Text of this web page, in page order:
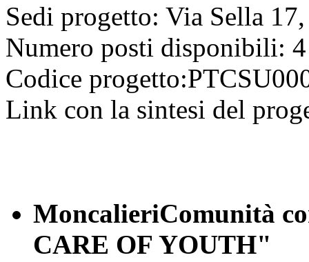
Sedi progetto: Via Sella
Numero posti disponibili: 4
Codice
Link con la sintesi del
MoncalieriComunità
CARE OF YOUTH"